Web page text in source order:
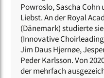
Powroslo, Sascha
Liebst. An der Royal
(Dänemark) studierte
(Innovative
Jim Daus Hjernøe,
Peder Karlsson. Von
der mehrfach